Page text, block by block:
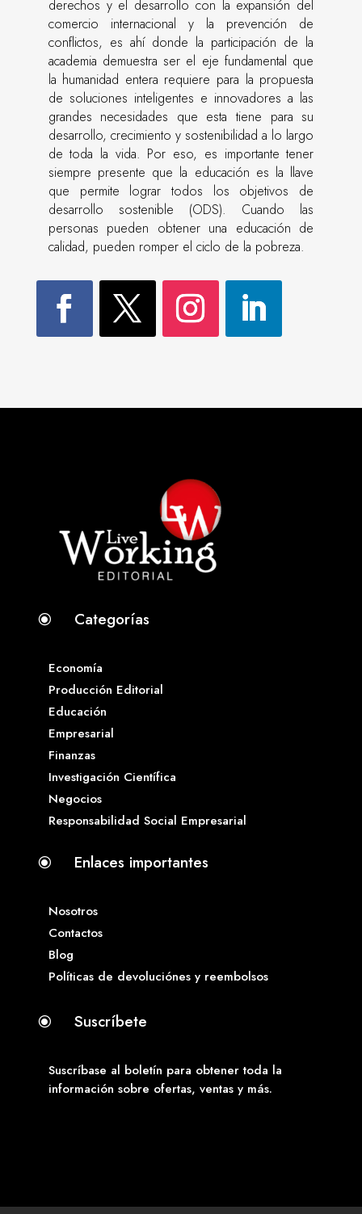
derechos y el desarrollo con la expansión del
comercio internacional y la prevención de
conflictos, es ahí donde la participación de la
academia demuestra ser el eje fundamental que
la humanidad entera requiere para la propuesta
de soluciones inteligentes e innovadores a las
grandes necesidades que esta tiene para su
desarrollo, crecimiento y sostenibilidad a lo largo
de toda la vida. Por eso, es importante tener
siempre presente que la educación es la llave
que permite lograr todos los objetivos de
desarrollo sostenible (ODS). Cuando las
personas pueden obtener una educación de
calidad, pueden romper el ciclo de la pobreza.
\ Categorías
Economía
Producción Editorial
Educación
Empresarial
Finanzas
Investigación Científica
Negocios
Responsabilidad Social Empresarial
\ Enlaces importantes
Nosotros
Contactos
Blog
Políticas de devoluciónes y reembolsos
\ Suscríbete
Suscríbase al boletín para obtener toda la
información sobre ofertas, ventas y más.